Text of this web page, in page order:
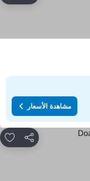
مشاهدة الأسعار
مشاركة